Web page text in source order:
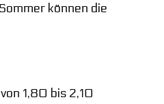
können die
1,80 bis 2,10